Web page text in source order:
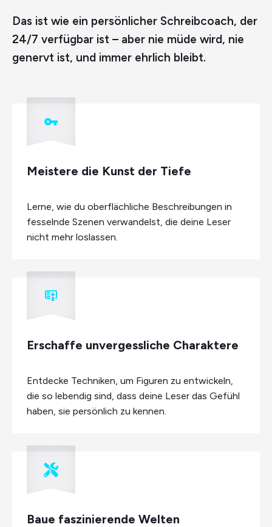
Das ist wie ein persönlicher Schreibcoach, der
24/7 verfügbar ist – aber nie müde wird, nie
genervt ist, und immer ehrlich bleibt.
Meistere die Kunst der Tiefe
Lerne, wie du oberflächliche Beschreibungen in
fesselnde Szenen verwandelst, die deine Leser
nicht mehr loslassen.
Erschaffe unvergessliche Charaktere
Entdecke Techniken, um Figuren zu entwickeln,
die so lebendig sind, dass deine Leser das Gefühl
haben, sie persönlich zu kennen.
Baue faszinierende Welten